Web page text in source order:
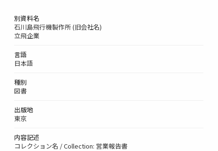
別資料名
石川島飛行機製作所 (旧会社名)
立飛企業
言語
日本語
種別
図書
出版地
東京
内容記述
コレクション名 / Collection: 営業報告書